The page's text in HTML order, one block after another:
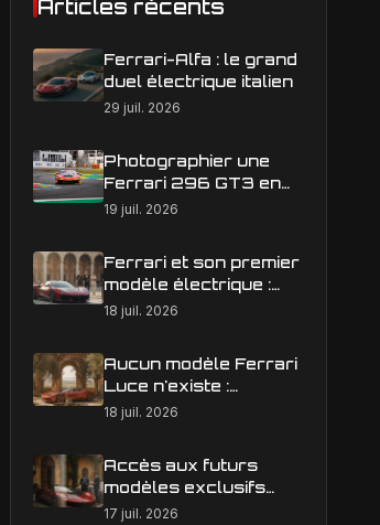
Articles récents
Ferrari-Alfa : le grand
duel électrique italien
29 juil. 2026
Photographier une
Ferrari 296 GT3 en
action : construire une
19 juil. 2026
Ferrari et son premier
modèle électrique :
calendrier de
18 juil. 2026
Aucun modèle Ferrari
Luce n'existe :
clarification sur les
18 juil. 2026
Accès aux futurs
modèles exclusifs
Ferrari : l'achat
17 juil. 2026